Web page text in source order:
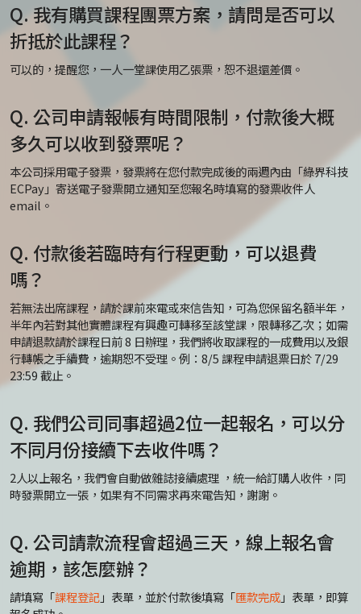
Q. 我有購買課程團票方案，請問是否可以
折抵於此課程？
可以的，提醒您，一人一堂課使用乙張票，恕不退還差價。
Q. 公司申請報帳有時間限制，付款後大概
多久可以收到發票呢？
本公司採用電子發票，發票將在您付款完成後的兩週內由「綠界科技
ECPay」寄送電子發票開立通知至您報名時填寫的發票收件人
email。
Q. 付款後若臨時有行程更動，可以退費
嗎？
若無法出席課程，請於課前來電或來信告知，可為您保留名額半年，
半年內若對其他實體課程有興趣可轉移至該堂課，限轉移乙次；如需
申請退款請於課程日前 8 日辦理，我們將收取課程的一成費用以及銀
行轉帳之手續費，逾期恕不受理。例：8/5 課程申請退票日於 7/29
23:59 截止。
Q. 我們公司同事超過2位一起報名，可以分
不同月份接續下去收件嗎？
2人以上報名，我們會自動做雜誌接續處理 ，統一給訂購人收件，同
時發票開立一張，如果有不同需求再來電告知，謝謝。
Q. 公司請款流程會超過三天，線上報名會
逾期，該怎麼辦？
請填寫「課程登記」表單，並於付款後填寫「匯款完成」表單，即算